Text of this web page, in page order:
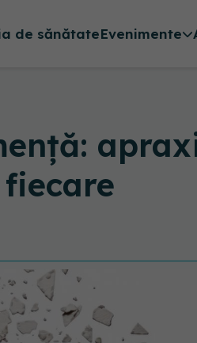
de sănătateEvenimente